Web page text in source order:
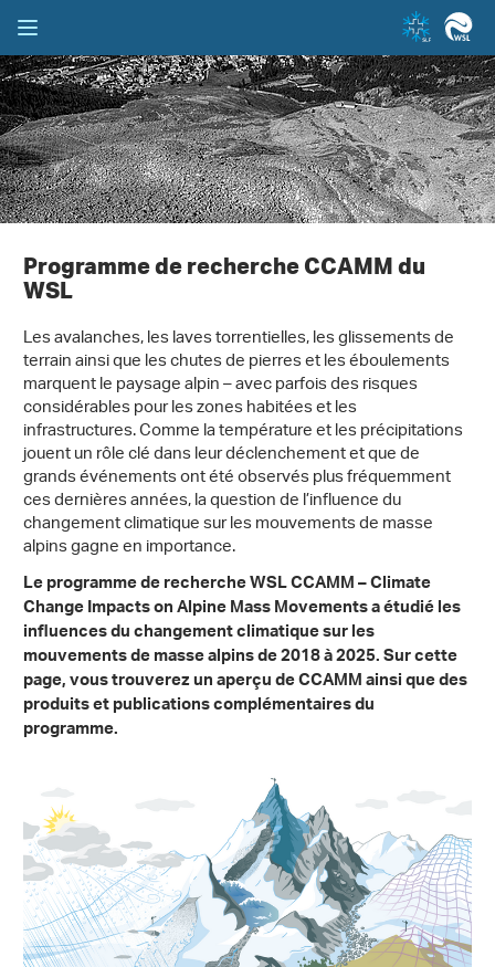
Programme de recherche CCAMM du
WSL
Les avalanches, les laves torrentielles, les glissements de
terrain ainsi que les chutes de pierres et les éboulements
marquent le paysage alpin – avec parfois des risques
considérables pour les zones habitées et les
infrastructures. Comme la température et les précipitations
jouent un rôle clé dans leur déclenchement et que de
grands événements ont été observés plus fréquemment
ces dernières années, la question de l’influence du
changement climatique sur les mouvements de masse
alpins gagne en importance.
Le programme de recherche WSL CCAMM – Climate
Change Impacts on Alpine Mass Movements a étudié les
influences du changement climatique sur les
mouvements de masse alpins de 2018 à 2025. Sur cette
page, vous trouverez un aperçu de CCAMM ainsi que des
produits et publications complémentaires du
programme.